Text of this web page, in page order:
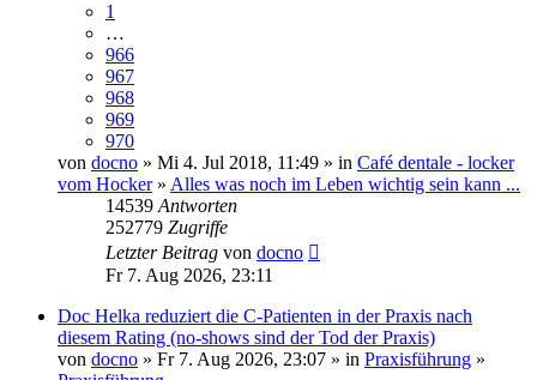
1
…
966
967
968
969
970
von docno » Mi 4. Jul 2018, 11:49 » in Café dentale - locker
vom Hocker» Alles was noch im Leben wichtig sein kann ...
14539 Antworten
252779 Zugriffe
Letzter Beitrag von docno
Fr 7. Aug 2026, 23:11
Doc Helka reduziert die C-Patienten in der Praxis nach
diesem Rating (no-shows sind der Tod der Praxis)
von docno » Fr 7. Aug 2026, 23:07 » in Praxisführung »